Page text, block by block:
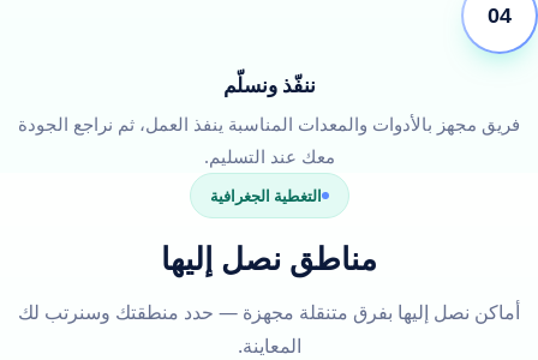
04
ننفّذ ونسلّم
فريق مجهز بالأدوات والمعدات المناسبة ينفذ العمل، ثم نراجع الجودة
معك عند التسليم.
التغطية الجغرافية
مناطق نصل إليها
أماكن نصل إليها بفرق متنقلة مجهزة — حدد منطقتك وسنرتب لك
المعاينة.